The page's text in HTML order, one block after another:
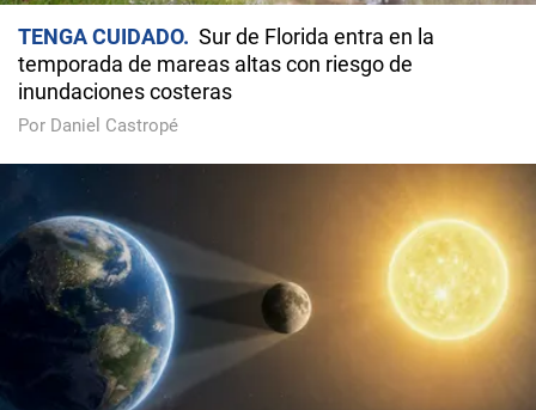
TENGA CUIDADO
Sur de Florida entra en la
temporada de mareas altas con riesgo de
inundaciones costeras
Por Daniel Castropé